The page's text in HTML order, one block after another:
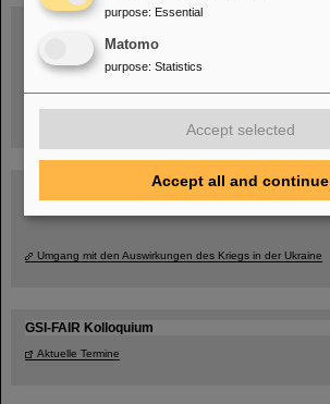
Menschen
Umgang mit den Auswirkungen des Kriegs in der Ukraine
GSI-FAIR Kolloquium
Aktuelle Termine
purpose: Essential
Matomo
purpose: Statistics
Accept selected
Accept all and continue